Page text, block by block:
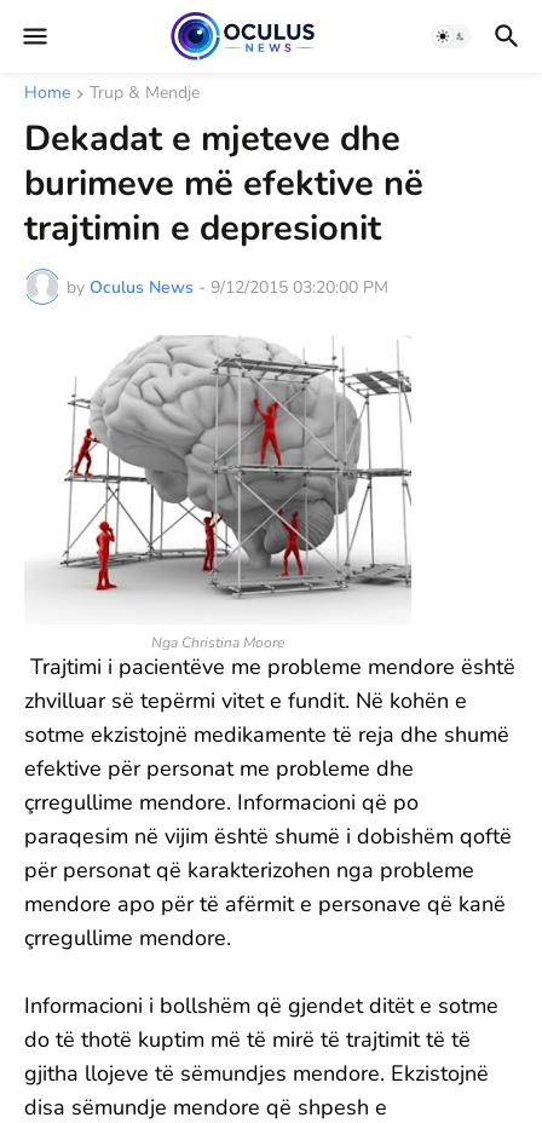
Home Trup & Mendje
Dekadat e mjeteve dhe
burimeve më efektive në
trajtimin e depresionit
by Oculus News - 9/12/2015 03:20:00 PM
Nga Christina Moore
Trajtimi i pacientëve me probleme mendore është
zhvilluar së tepërmi vitet e fundit. Në kohën e
sotme ekzistojnë medikamente të reja dhe shumë
efektive për personat me probleme dhe
çrregullime mendore. Informacioni që po
paraqesim në vijim është shumë i dobishëm qoftë
për personat që karakterizohen nga probleme
mendore apo për të afërmit e personave që kanë
çrregullime mendore.
Informacioni i bollshëm që gjendet ditët e sotme
do të thotë kuptim më të mirë të trajtimit të të
gjitha llojeve të sëmundjes mendore. Ekzistojnë
disa sëmundje mendore që shpesh e